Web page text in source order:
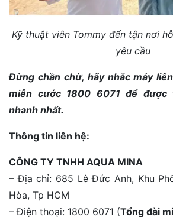
Kỹ thuật viên Tommy đến tận nơi
yêu cầu
Đừng chần chừ, hãy nhắc máy
miễn cước 1800 6071 để được
nhanh nhất.
Thông tin liên hệ:
CÔNG TY TNHH AQUA MINA
– Địa chỉ: 685 Lê Đức Anh, Khu
Hòa, Tp HCM
– Điện thoại: 1800 6071 (Tổng đài